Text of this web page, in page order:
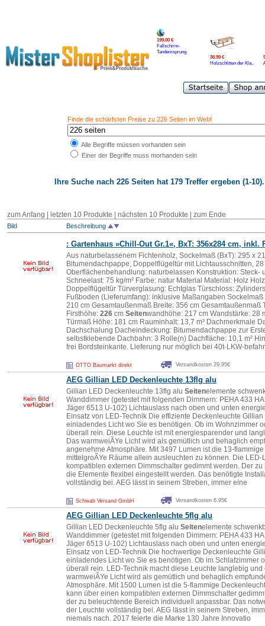
199.00 €
Fallschirm-
Tandemsprung
36.99 €
Holzschlitten der Kla..
Finde die schärfsten Preise zu 226 Seiten im Web!
Alle Begriffe müssen vorhanden sein
Einer der Begriffe muss morhanden sein
Ihre Suche nach 226 Seiten hat 179 Treffer ergeben (1-10).
zum Anfang | letzten 10 Produkte | nächsten 10 Produkte zum Ende
Bild Beschreibung
: Gartenhaus »Chill-Out Gr.1«, BxT: 356x284 cm, inkl.
Aus naturbelassenem Fichtenholz, Sockelmaß (BxT): 295 x
Bitumendachpappe, Doppelflügeltür mit Lichtausschnitten,
Oberflächenbehandlung: naturbelassen Konstruktion: Steck-
Schneelast: 75 kg/m² Farbe: natur Material Material: Holz
Doppelflügeltür Türverglasung: Echtglas Türschloss:
Fußboden (Lieferumfang): inklusive Maßangaben
210 cm Gesamtaußenmaß Breite: 356 cm Gesamtaußenmaß
Firsthöhe: 226 cm Seitenwandhöhe: 217 cm Wandstärke: 28
Türmaß Höhe: 181 cm Rauminhalt: 13,7 m³ Dachmerkmale
Dachschalung Dacheindeckung: Bitumendachpappe zur
selbstklebende Dachbahn: 3 Rolle(n) Dachfläche: 10,1 m²
frei Bordsteinkante. Lieferung nur möglich bei 40t-LKW-
OTTO Baumarkt direkt Versandkosten 29,95€
AEG Gillian LED Deckenleuchte 13flg alu
Gillian LED Deckenleuchte 13flg alu Seitenelemente
Wanddimmer (getestet mit folgenden Dimmern: PEHA 433
Jäger 6513 U-102) Lichtauslass nach oben und unten
Einsatz von LED-Technik Die effiziente Deckenleuchte
einladendes Licht wo Sie es benötigen. Ob im Wohnzimmer
überall rein. Diese Leuchte ist mit energiesparender und
Das warmweiÃYe Licht wird als gemütlich und behaglich
angenehme Atmosphäre. Mit 3497 Lumen ist die 13-
mittelgroÃYe Räume allein ausleuchten zu können. Die
kompatiblen externen Dimmschalter gedimmt werden. Der
die Elemente flexibel eingestellt werden. Das benötigte
vollständig bei. AEG lässt in seinem Streben, immer eine
Schwab Versand GmbH Versandkosten 6,95€
AEG Gillian LED Deckenleuchte 5flg alu
Gillian LED Deckenleuchte 5flg alu Seitenelemente
Wanddimmer (getestet mit folgenden Dimmern: PEHA 433
Jäger 6513 U-102) Lichtauslass nach oben und unten
Einsatz von LED-Technik Die hochwertige Deckenleuchte
einladendes Licht wo Sie es benötigen. Ob im Schlafzimmer
überall rein. LED-Technik macht diese Leuchte langlebig
warmweiÃYe Licht wird als gemütlich und behaglich
Atmosphäre. Mit 1500 Lumen ist die 5-flammige
kann über einen kompatiblen externen Dimmschalter
der zu beleuchtende Bereich individuell anpassbar. Das
der Leuchte vollständig bei. AEG lässt in seinem Streben,
niemals nach. 2017 feierte die Marke 130 Jahre Innovatio